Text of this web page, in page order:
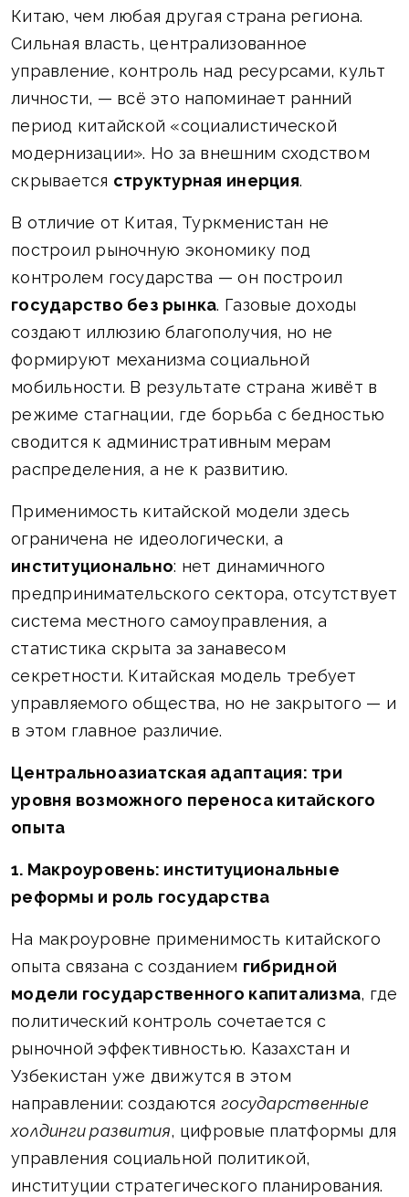
Китаю, чем любая другая страна региона.
Сильная власть, централизованное
управление, контроль над ресурсами, культ
личности, — всё это напоминает ранний
период китайской «социалистической
модернизации». Но за внешним сходством
скрывается структурная инерция.
В отличие от Китая, Туркменистан не
построил рыночную экономику под
контролем государства — он построил
государство без рынка. Газовые доходы
создают иллюзию благополучия, но не
формируют механизма социальной
мобильности. В результате страна живёт в
режиме стагнации, где борьба с бедностью
сводится к административным мерам
распределения, а не к развитию.
Применимость китайской модели здесь
ограничена не идеологически, а
институционально: нет динамичного
предпринимательского сектора, отсутствует
система местного самоуправления, а
статистика скрыта за занавесом
секретности. Китайская модель требует
управляемого общества, но не закрытого — и
в этом главное различие.
Центральноазиатская адаптация: три
уровня возможного переноса китайского
опыта
1. Макроуровень: институциональные
реформы и роль государства
На макроуровне применимость китайского
опыта связана с созданием гибридной
модели государственного капитализма, где
политический контроль сочетается с
рыночной эффективностью. Казахстан и
Узбекистан уже движутся в этом
направлении: создаются государственные
холдинги развития, цифровые платформы для
управления социальной политикой,
институции стратегического планирования.